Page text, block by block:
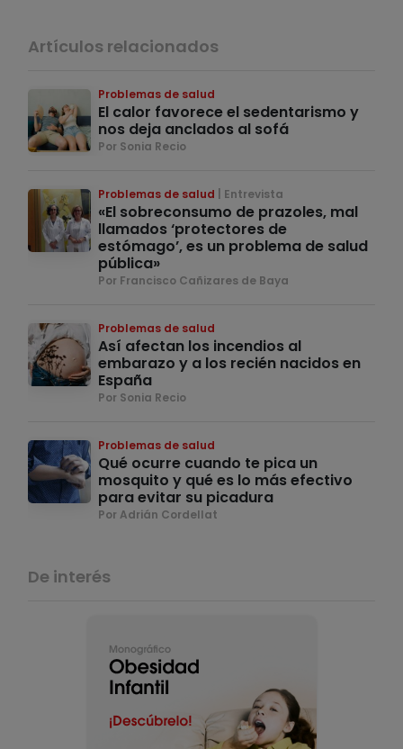
Artículos relacionados
Problemas de salud
El calor favorece el sedentarismo y
nos deja anclados al sofá
Por Sonia Recio
Problemas de salud Entrevista
«El sobreconsumo de prazoles, mal
llamados ‘protectores de
estómago’, es un problema de salud
pública»
Por Francisco Cañizares de Baya
Problemas de salud
Así afectan los incendios al
embarazo y a los recién nacidos en
España
Por Sonia Recio
Problemas de salud
Qué ocurre cuando te pica un
mosquito y qué es lo más efectivo
para evitar su picadura
Por Adrián Cordellat
De interés